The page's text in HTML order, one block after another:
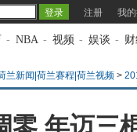
注册 我
- NBA - 视频 - 娱谈 -
兰新闻|荷兰赛程|荷兰视频 >